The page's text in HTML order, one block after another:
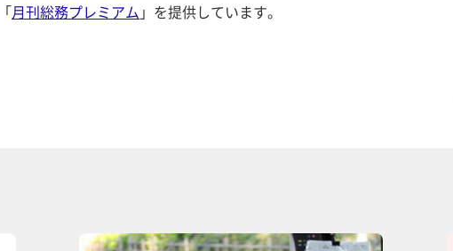
月刊総務プレミアム 」を提供しています。